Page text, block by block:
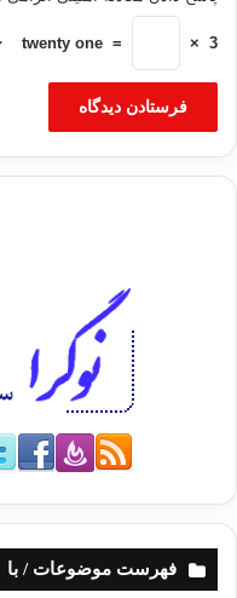
3
×
=
twenty one
فهرست موضوعات / با